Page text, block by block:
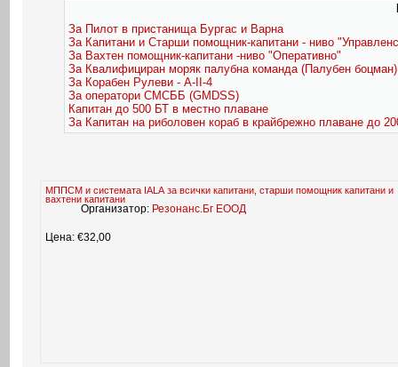
За Пилот в пристанища Бургас и Варна
За Капитани и Старши помощник-капитани - ниво
За Вахтен помощник-капитани -ниво "Оперативно"
За Квалифициран моряк палубна команда (Палубен боцман)
За Корабен Рулеви - A-II-4
За оператори СМСББ (GMDSS)
Капитан до 500 БТ в местно плаване
За Капитан на риболовен кораб в крайбрежно плаване до
МППСМ и системата IALA за всички капитани, старши помощник капитани и
вахтени капитани
Организатор: Резонанс.Бг ЕООД
Цена: €32,00